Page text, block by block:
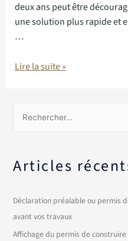
deux ans peut être
une solution plus rapide et
…
Lire la suite »
Articles
Déclaration préalable ou permis
avant vos travaux
Affichage du permis de